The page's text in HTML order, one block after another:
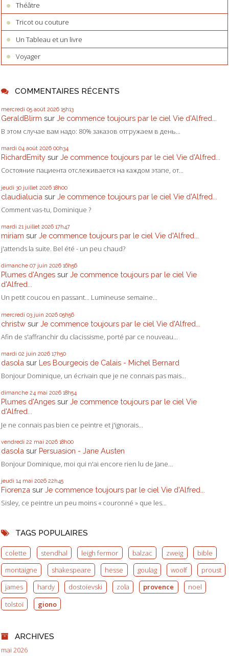
Théâtre
Tricot ou couture
Un Tableau et un livre
Voyager
COMMENTAIRES RÉCENTS
mercredi 05 août 2026 15h13
GeraldBlirm sur Je commence toujours par le ciel Vie d'Alfred...
В этом случае вам надо: 80% заказов отгружаем в день...
mardi 04 août 2026 00h34
RichardEmity sur Je commence toujours par le ciel Vie d'Alfred...
Состояние пациента отслеживается на каждом этапе, от...
jeudi 30 juillet 2026 18h00
claudialucia sur Je commence toujours par le ciel Vie d'Alfred...
Comment vas-tu, Dominique ?
mardi 21 juillet 2026 17h47
miriam sur Je commence toujours par le ciel Vie d'Alfred...
j'attends la suite. Bel été - un peu chaud?
dimanche 07 juin 2026 16h56
Plumes d'Anges sur Je commence toujours par le ciel Vie
d'Alfred...
Un petit coucou en passant... Lumineuse semaine...
mercredi 03 juin 2026 05h56
christw sur Je commence toujours par le ciel Vie d'Alfred...
Afin de s'affranchir du clacissisme, porté par ce nouveau...
mardi 02 juin 2026 17h50
dasola sur Les Bourgeois de Calais - Michel Bernard
Bonjour Dominique, un écrivain que je ne connais pas mais...
dimanche 24 mai 2026 18h54
Plumes d'Anges sur Je commence toujours par le ciel Vie
d'Alfred...
Je ne connais pas bien ce peintre et j'ignorais...
vendredi 22 mai 2026 18h00
dasola sur Persuasion - Jane Austen
Bonjour Dominique, moi qui n'ai encore rien lu de Jane...
jeudi 14 mai 2026 22h45
Fiorenza sur Je commence toujours par le ciel Vie d'Alfred...
Sisley, ce peintre un peu moins « couronné » que les...
TAGS POPULAIRES
colette stendhal leigh fermor balzac zweig
bible
montaigne
shakespeare hesse goulag woolf
proust
james
hardy dostoïevski zola provence
noel
tolstoï
giono
ARCHIVES
mai 2026